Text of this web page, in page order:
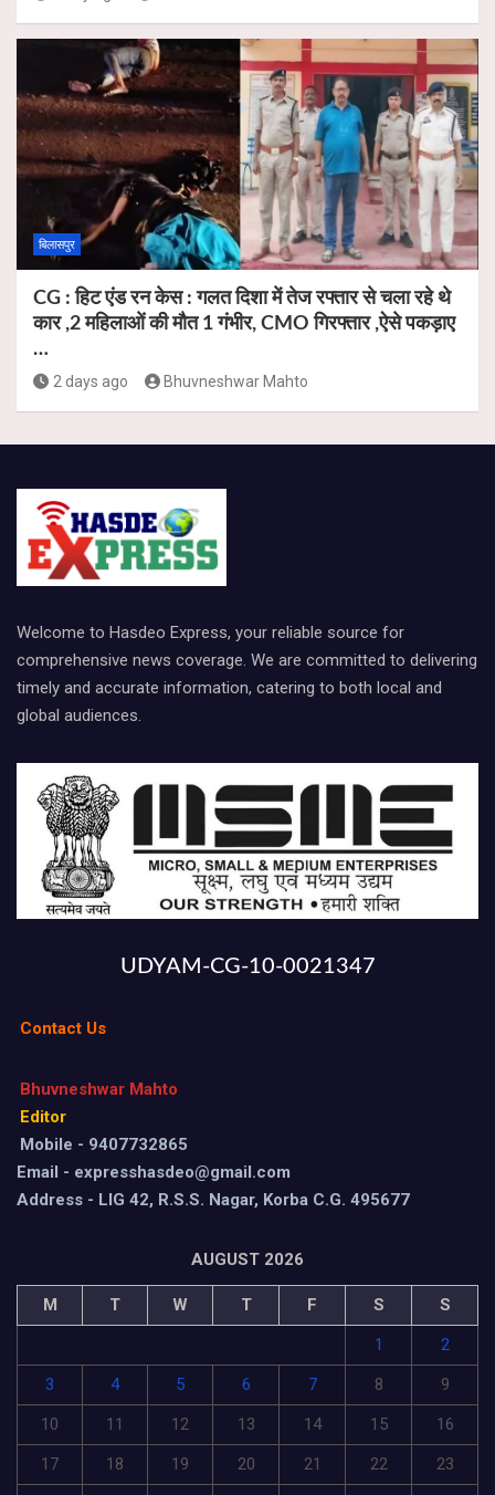
बिलासपुर
CG : हिट एंड रन केस : गलत दिशा में तेज रफ्तार से चला रहे थे
कार ,2 महिलाओं की मौत 1 गंभीर, CMO गिरफ्तार ,ऐसे पकड़ाए
…
2 days ago Bhuvneshwar Mahto
Welcome to Hasdeo Express, your reliable source for
comprehensive news coverage. We are committed to delivering
timely and accurate information, catering to both local and
global audiences.
UDYAM-CG-10-0021347
Contact Us
Bhuvneshwar Mahto
Editor
Mobile - 9407732865
Email - expresshasdeo@gmail.com
Address - LIG 42, R.S.S. Nagar, Korba C.G. 495677
AUGUST 2026
M T W T F S
S
1
2
3
4 5 6 7 8
9
10
11 12 13 14 15
16
17
18 19 20 21 22
23